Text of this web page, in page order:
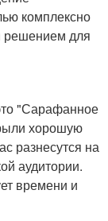
комплексно
решением для
"Сарафанное
хорошую
разнесутся на
аудитории.
времени и